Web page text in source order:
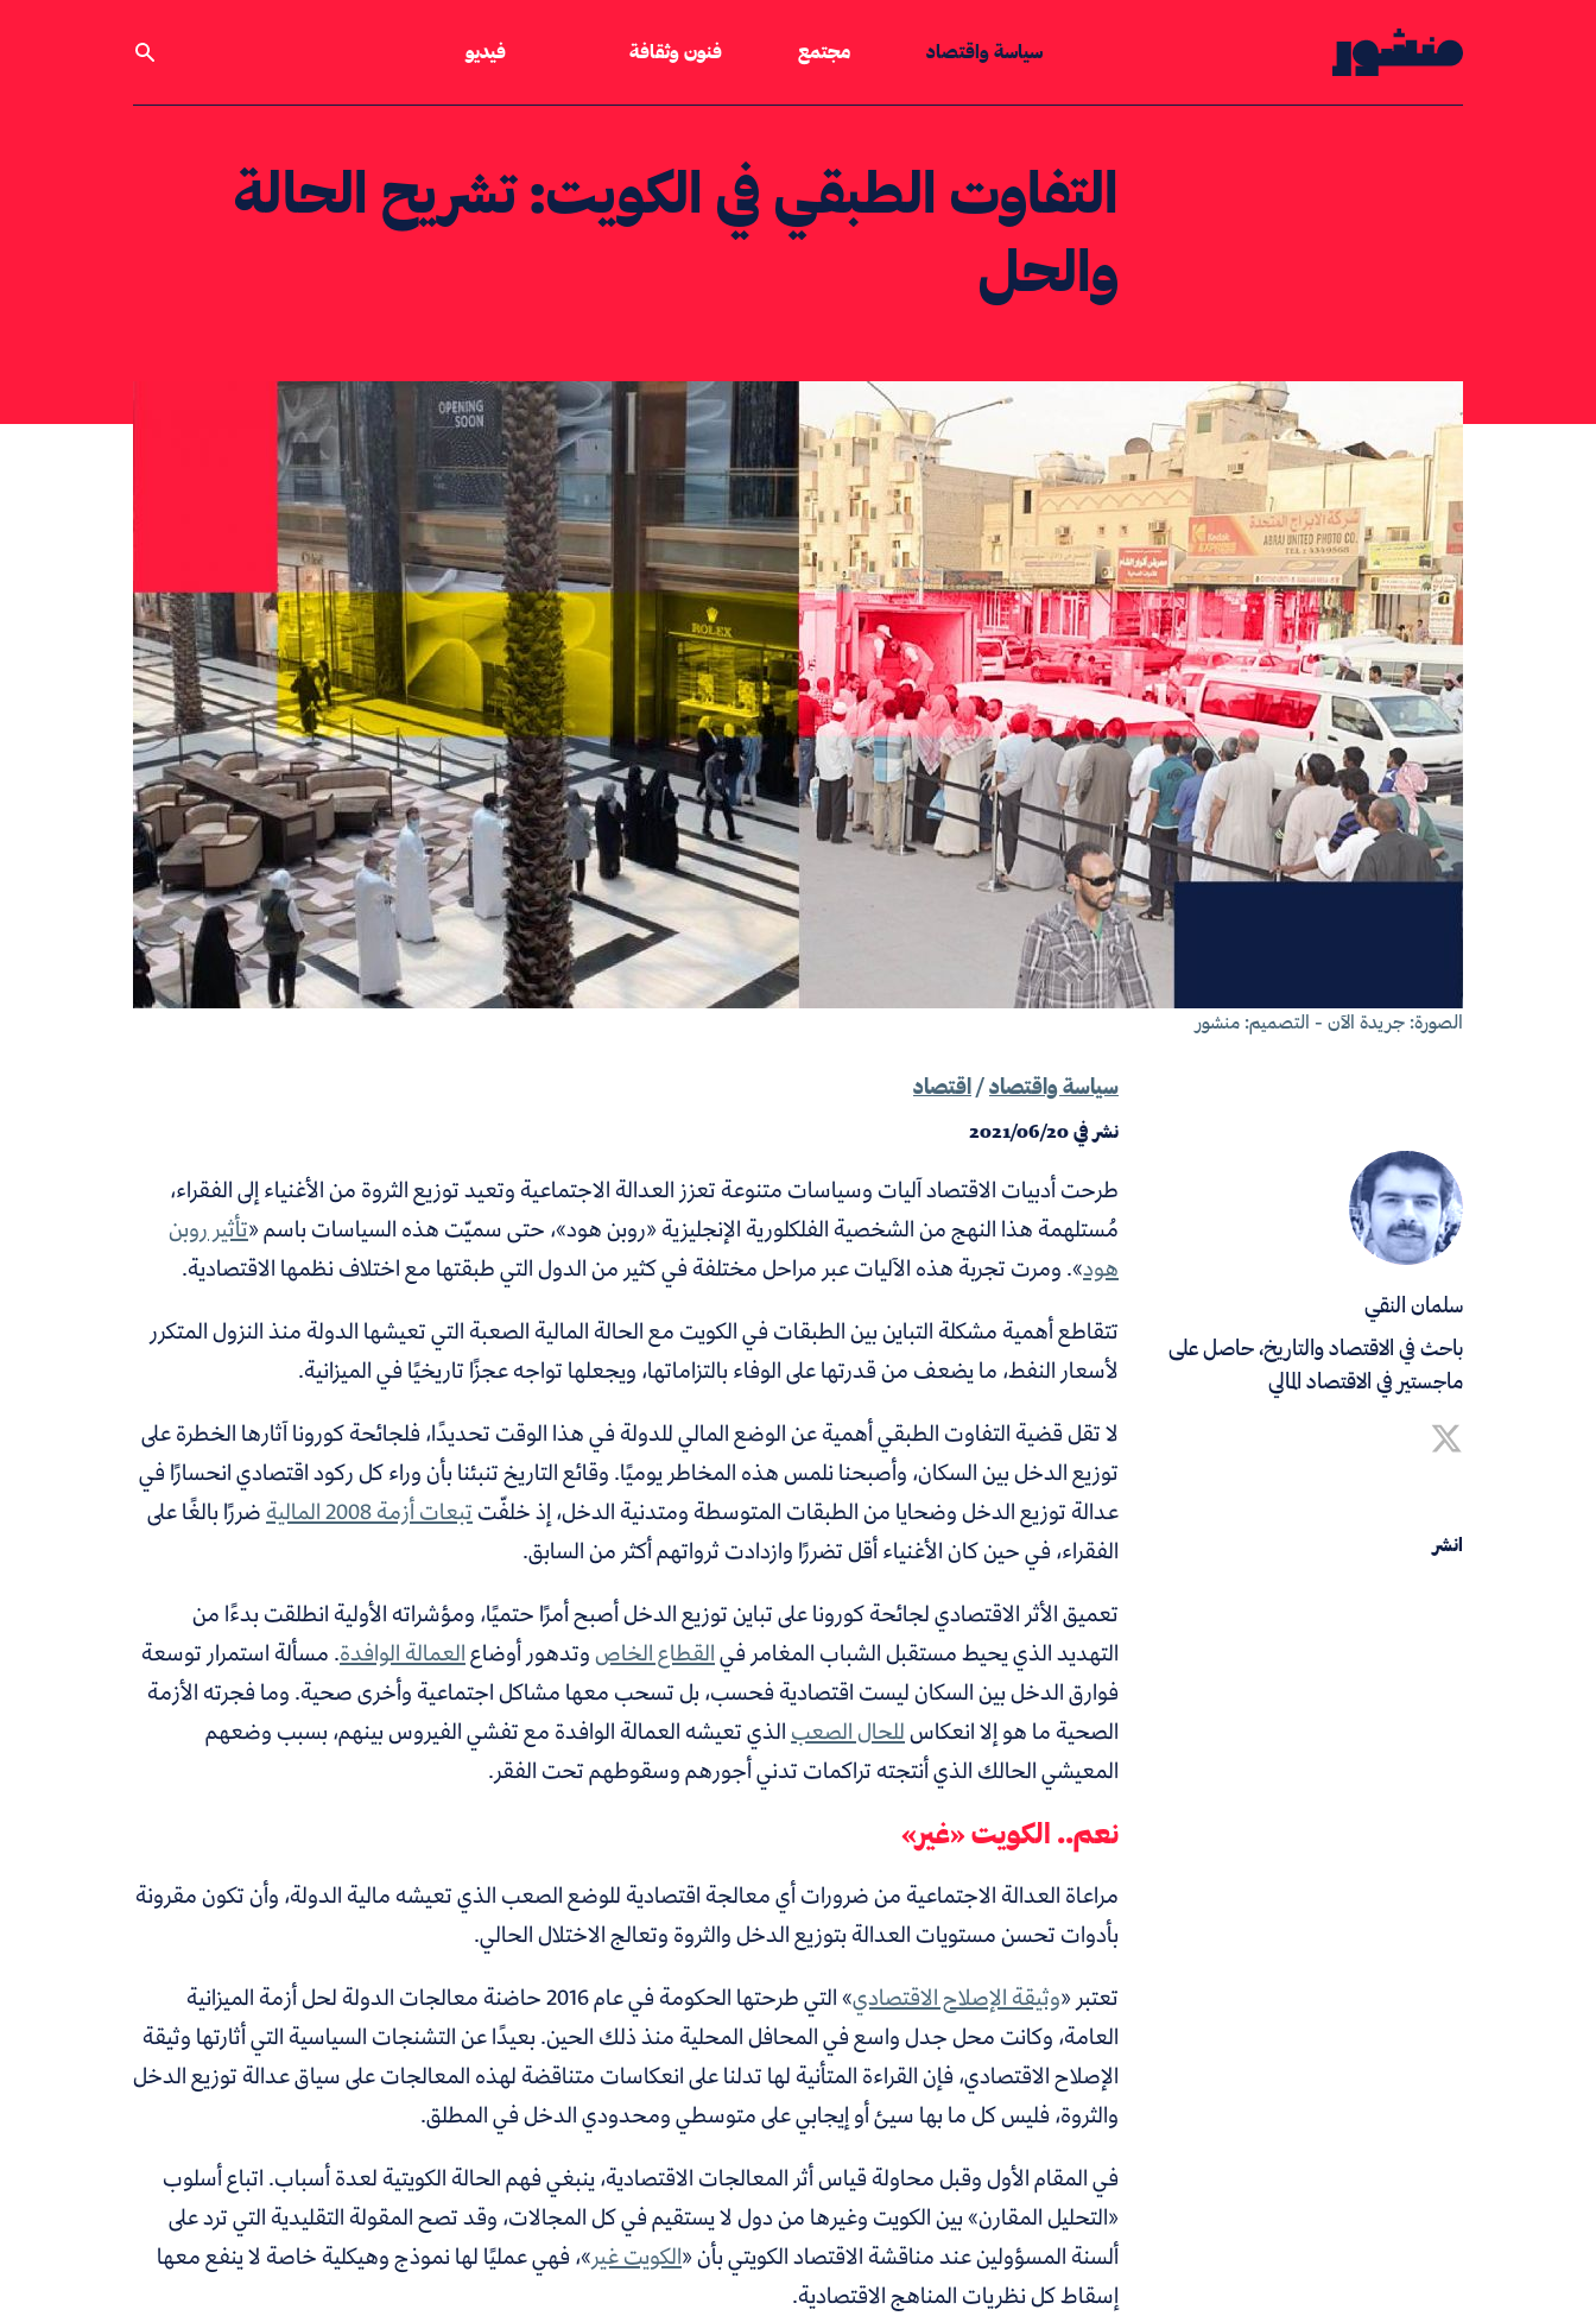
الصفحة الرئيسية سياسة واقتصاد مجتمع فنون وثقافة فيديو
التفاوت الطبقي في الكويت: تشريح الحالة
والحل
الصورة: جريدة الآن - التصميم: منشور
سلمان النقي
باحث في الاقتصاد والتاريخ، حاصل على
ماجستير في الاقتصاد المالي
انشر
سياسة واقتصاد/اقتصاد
نشر في2021/06/20
طرحت أدبيات الاقتصاد آليات وسياسات متنوعة تعزز العدالة الاجتماعية وتعيد توزيع الثروة من الأغنياء إلى الفقراء،
مُستلهمة هذا النهج من الشخصية الفلكلورية الإنجليزية «روبن هود»، حتى سميّت هذه السياسات باسم «تأثير روبن
هود». ومرت تجربة هذه الآليات عبر مراحل مختلفة في كثير من الدول التي طبقتها مع اختلاف نظمها الاقتصادية.
تتقاطع أهمية مشكلة التباين بين الطبقات في الكويت مع الحالة المالية الصعبة التي تعيشها الدولة منذ النزول المتكرر
لأسعار النفط، ما يضعف من قدرتها على الوفاء بالتزاماتها، ويجعلها تواجه عجزًا تاريخيًا في الميزانية.
لا تقل قضية التفاوت الطبقي أهمية عن الوضع المالي للدولة في هذا الوقت تحديدًا، فلجائحة كورونا آثارها الخطرة على
توزيع الدخل بين السكان، وأصبحنا نلمس هذه المخاطر يوميًا. وقائع التاريخ تنبئنا بأن وراء كل ركود اقتصادي انحسارًا في
عدالة توزيع الدخل وضحايا من الطبقات المتوسطة ومتدنية الدخل، إذ خلفّتتبعات أزمة 2008 المالية
ضررًا بالغًا على
الفقراء، في حين كان الأغنياء أقل تضررًا وازدادت ثرواتهم أكثر من السابق.
تعميق الأثر الاقتصادي لجائحة كورونا على تباين توزيع الدخل أصبح أمرًا حتميًا، ومؤشراته الأولية انطلقت بدءًا من
التهديد الذي يحيط مستقبل الشباب المغامر فيالقطاع الخاصوتدهور أوضاعالعمالة الوافدة. مسألة استمرار توسعة
فوارق الدخل بين السكان ليست اقتصادية فحسب، بل تسحب معها مشاكل اجتماعية وأخرى صحية. وما فجرته الأزمة
الصحية ما هو إلا انعكاسللحال الصعبالذي تعيشه العمالة الوافدة مع تفشي الفيروس بينهم، بسبب وضعهم
المعيشي الحالك الذي أنتجته تراكمات تدني أجورهم وسقوطهم تحت الفقر.
نعم.. الكويت «غير»
مراعاة العدالة الاجتماعية من ضرورات أي معالجة اقتصادية للوضع الصعب الذي تعيشه مالية الدولة، وأن تكون مقرونة
بأدوات تحسن مستويات العدالة بتوزيع الدخل والثروة وتعالج الاختلال الحالي.
تعتبر «وثيقة الإصلاح الاقتصادي
» التي طرحتها الحكومة في عام 2016 حاضنة معالجات الدولة لحل أزمة الميزانية
العامة، وكانت محل جدل واسع في المحافل المحلية منذ ذلك الحين. بعيدًا عن التشنجات السياسية التي أثارتها وثيقة
الإصلاح الاقتصادي، فإن القراءة المتأنية لها تدلنا على انعكاسات متناقضة لهذه المعالجات على سياق عدالة توزيع الدخل
والثروة، فليس كل ما بها سيئ أو إيجابي على متوسطي ومحدودي الدخل في المطلق.
في المقام الأول وقبل محاولة قياس أثر المعالجات الاقتصادية، ينبغي فهم الحالة الكويتية لعدة أسباب. اتباع أسلوب
«التحليل المقارن» بين الكويت وغيرها من دول لا يستقيم في كل المجالات، وقد تصح المقولة التقليدية التي ترد على
ألسنة المسؤولين عند مناقشة الاقتصاد الكويتي بأن «الكويت غير»، فهي عمليًا لها نموذج وهيكلية خاصة لا ينفع معها
إسقاط كل نظريات المناهج الاقتصادية.